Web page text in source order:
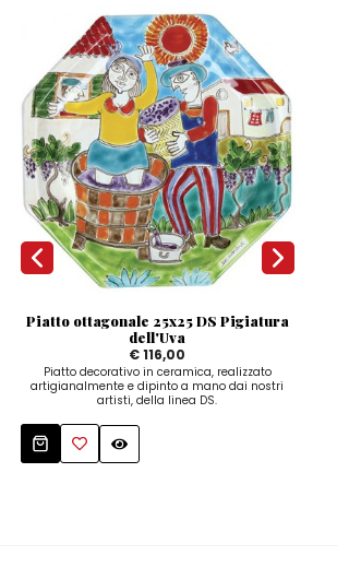
Piatto ottagonale 25x25 DS Pigiatura
dell'Uva
€ 116,00
Piatto decorativo in ceramica, realizzato
artigianalmente e dipinto a mano dai nostri
artisti, della linea DS.